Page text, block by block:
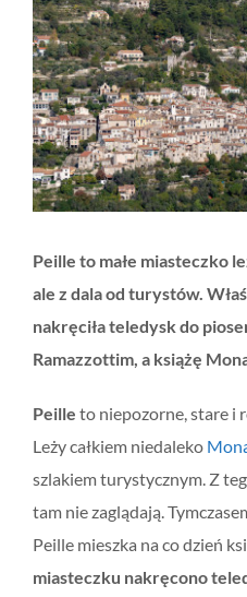
większy
obrazek
Peille to małe miasteczko
ale z dala od turystów.
nakręciła teledysk do
Ramazzottim, a książę
Peille to niepozorne, stare i
Leży całkiem niedaleko
szlakiem turystycznym. Z
tam nie zaglądają.
Peille mieszka na co dzień
miasteczku nakręcono